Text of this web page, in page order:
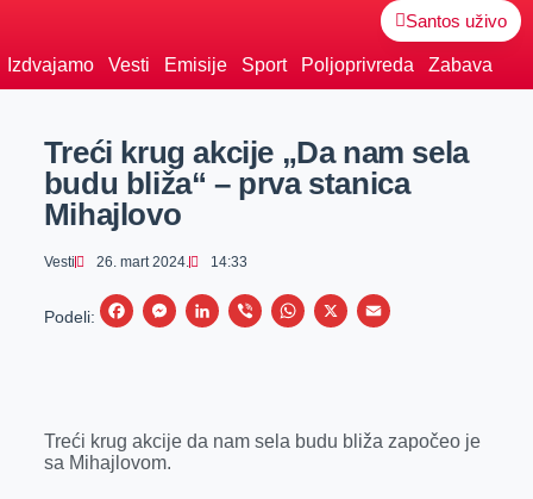
Santos uživo
Izdvajamo Vesti Emisije Sport Poljoprivreda Zabava
Treći krug akcije „Da nam sela
budu bliža“ – prva stanica
Mihajlovo
Vesti 26. mart 2024. 14:33
Podeli:
F
b
M
e
L
e
V
r
W
s
X
E
l
Treći krug akcije da nam sela budu bliža započeo je
sa Mihajlovom.